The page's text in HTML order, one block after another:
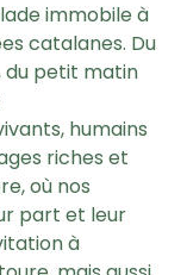
immobile à
catalanes. Du
du petit matin
humains
riches et
où nos
part et leur
à